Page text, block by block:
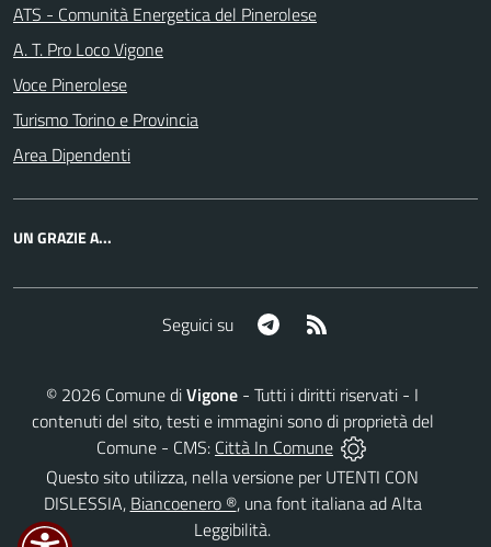
ATS - Comunità Energetica del Pinerolese
A. T. Pro Loco Vigone
Voce Pinerolese
Turismo Torino e Provincia
Area Dipendenti
UN GRAZIE A...
Seguici su Telegram
© 2026 Comune diVigone - Tutti i diritti riservati - I
contenuti del sito, testi e immagini sono di proprietà del
Comune - CMS: Città In Comune
Questo sito utilizza, nella versione per UTENTI CON
DISLESSIA, Biancoenero ®, una font italiana ad Alta
Leggibilità.